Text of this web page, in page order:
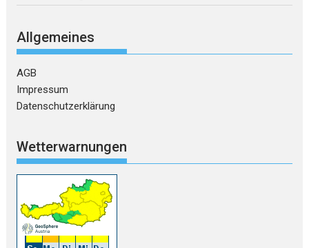
Allgemeines
AGB
Impressum
Datenschutzerklärung
Wetterwarnungen